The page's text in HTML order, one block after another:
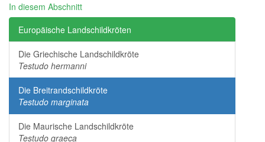
In diesem Abschnitt
Europäische Landschildkröten
Die Griechische Landschildkröte
Testudo hermanni
Die Breitrandschildkröte
Testudo marginata
Die Maurische Landschildkröte
Testudo graeca